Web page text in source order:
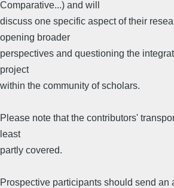
Comparative...) and will
discuss one specific aspect of their
opening broader
perspectives and questioning the
project
within the community of scholars.
Please note that the contributors'
least
partly covered.
Prospective participants should send an